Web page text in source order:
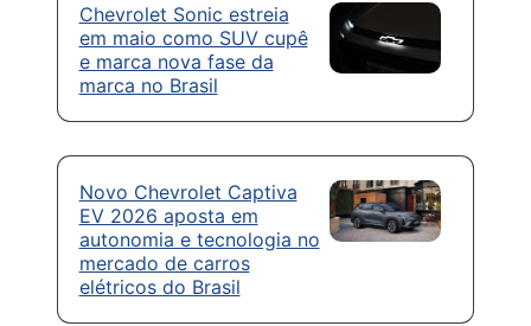
Chevrolet Sonic estreia
em maio como SUV cupê
e marca nova fase da
marca no Brasil
Novo Chevrolet Captiva
EV 2026 aposta em
autonomia e tecnologia no
mercado de carros
elétricos do Brasil